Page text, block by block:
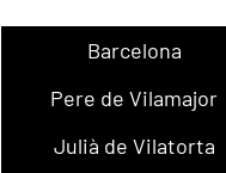
Barcelona
Pere de Vilamajor
Julià de Vilatorta